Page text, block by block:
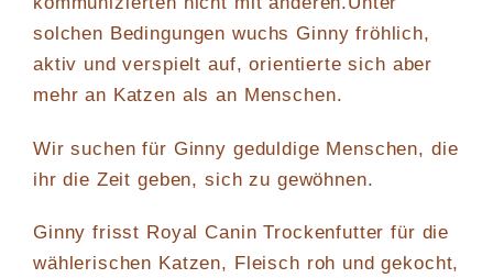
solchen Bedingungen wuchs Ginny fröhlich,
aktiv und verspielt auf, orientierte sich aber
mehr an Katzen als an Menschen.
Wir suchen für Ginny geduldige Menschen, die
ihr die Zeit geben, sich zu gewöhnen.
Ginny frisst Royal Canin Trockenfutter für die
wählerischen Katzen, Fleisch roh und gekocht,